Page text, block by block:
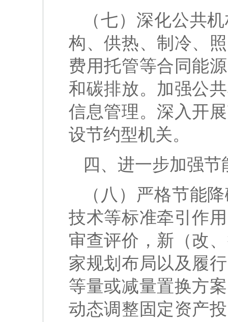
（七）深化公共
构、供热、制冷、
费用托管等合同能
和碳排放。加强公
信息管理。深入开
设节约型机关。
四、进一步加强
（八）严格节能
技术等标准牵引作
审查评价，新（改
家规划布局以及履
等量或减量置换方
动态调整固定资产